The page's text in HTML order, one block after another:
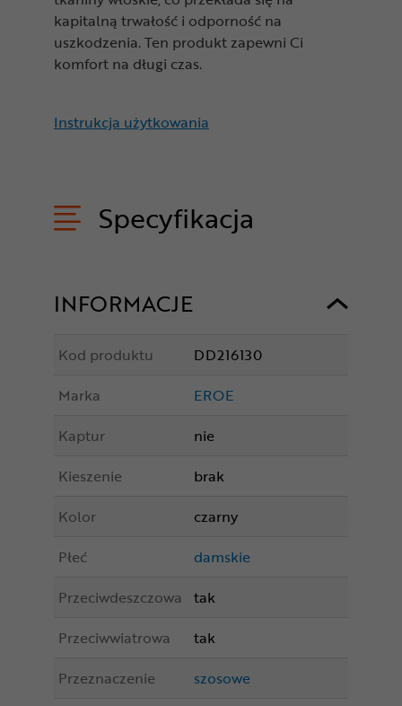
kapitalną trwałość i odporność na
uszkodzenia. Ten produkt zapewni Ci
komfort na długi czas.
Instrukcja użytkowania
Specyfikacja
INFORMACJE
Kod produktu
DD216130
Marka
EROE
Kaptur
nie
Kieszenie
brak
Kolor
czarny
Płeć
damskie
Przeciwdeszczowa
tak
Przeciwwiatrowa
tak
Przeznaczenie
szosowe